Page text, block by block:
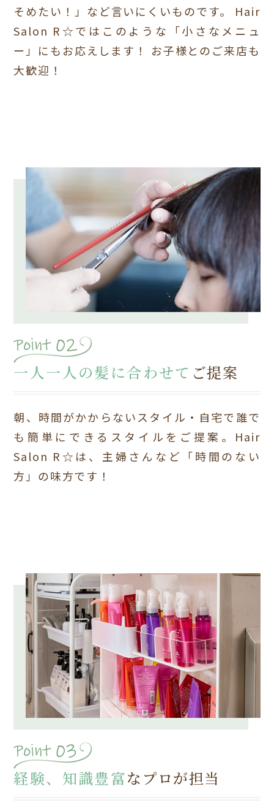
そめたい！」など言いにくいものです。
Hair
Salon R☆ではこのような「小さなメニュ
ー」にもお応えします！
お子様とのご来店も
大歓迎！
一人一人の髪に合わせて ご提案
朝、時間がかからないスタイル・自宅で誰で
も簡単にできるスタイルをご提案。 Hair
Salon R☆は、主婦さんなど「時間のない
方」の味方です！
経験、知識豊富なプロが担当